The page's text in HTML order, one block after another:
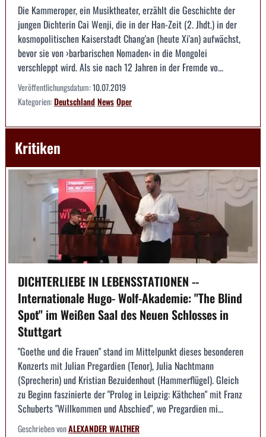
Die Kammeroper, ein Musiktheater, erzählt die Geschichte der
jungen Dichterin Cai Wenji, die in der Han-Zeit (2. Jhdt.) in der
kosmopolitischen Kaiserstadt Chang'an (heute Xi'an) aufwächst,
bevor sie von ›barbarischen Nomaden‹ in die Mongolei
verschleppt wird. Als sie nach 12 Jahren in der Fremde vo...
Veröffentlichungsdatum:10.07.2019
Kategorien:DeutschlandNewsOper
Kritiken
DICHTERLIEBE IN LEBENSSTATIONEN --
Internationale Hugo- Wolf-Akademie: "The Blind
Spot" im Weißen Saal des Neuen Schlosses in
Stuttgart
"Goethe und die Frauen" stand im Mittelpunkt dieses besonderen
Konzerts mit Julian Pregardien (Tenor), Julia Nachtmann
(Sprecherin) und Kristian Bezuidenhout (Hammerflügel). Gleich
zu Beginn faszinierte der "Prolog in Leipzig: Käthchen" mit Franz
Schuberts "Willkommen und Abschied", wo Pregardien mi...
Geschrieben vonALEXANDER WALTHER